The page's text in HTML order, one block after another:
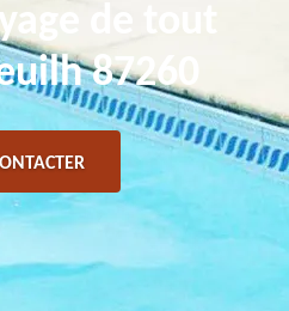
de tout
87260